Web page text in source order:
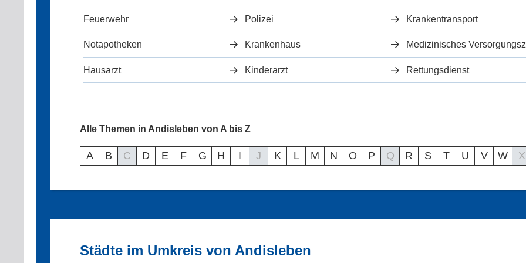
Feuerwehr Polizei Krankentransport
Notapotheken Krankenhaus
Hausarzt Kinderarzt Rettungsdienst
Alle Themen in Andisleben von A bis Z
A B C D E F G H I J K L M N O P Q R S T U V W X
Städte im Umkreis von Andisleben